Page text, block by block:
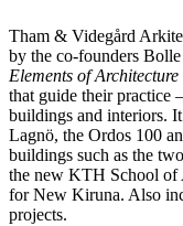
Tham & Videgård
by the co-founders
Elements of Architecture
that guide their practice
buildings and interiors.
Lagnö, the Ordos 100
buildings such as the
the new KTH School of
for New Kiruna. Also
projects.